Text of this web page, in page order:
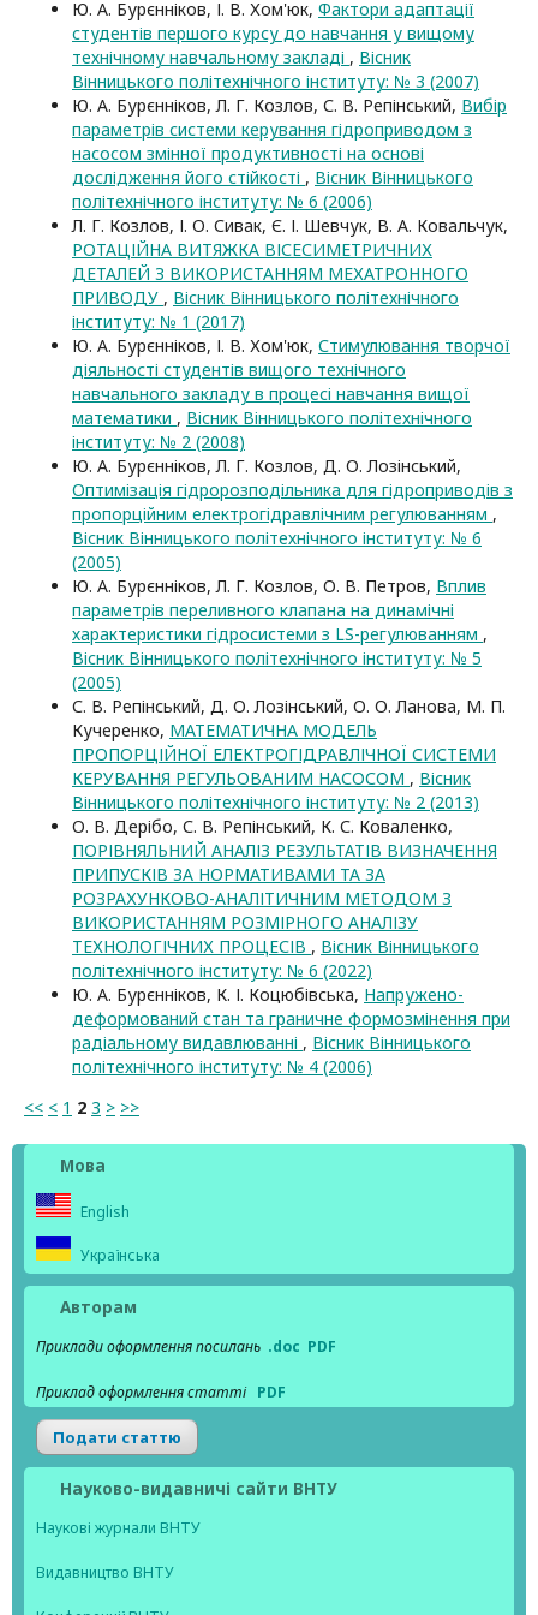
Ю. А. Бурєнніков, І. В. Хом'юк, Фактори адаптації
студентів першого курсу до навчання у вищому
технічному навчальному закладі , Вісник
Вінницького політехнічного інституту: № 3 (2007)
Ю. А. Бурєнніков, Л. Г. Козлов, С. В. Репінський, Вибір
параметрів системи керування гідроприводом з
насосом змінної продуктивності на основі
дослідження його стійкості , Вісник Вінницького
політехнічного інституту: № 6 (2006)
Л. Г. Козлов, І. О. Сивак, Є. І. Шевчук, В. А. Ковальчук,
РОТАЦІЙНА ВИТЯЖКА ВІСЕСИМЕТРИЧНИХ
ДЕТАЛЕЙ З ВИКОРИСТАННЯМ МЕХАТРОННОГО
ПРИВОДУ , Вісник Вінницького політехнічного
інституту: № 1 (2017)
Ю. А. Бурєнніков, І. В. Хом'юк, Стимулювання творчої
діяльності студентів вищого технічного
навчального закладу в процесі навчання вищої
математики , Вісник Вінницького політехнічного
інституту: № 2 (2008)
Ю. А. Бурєнніков, Л. Г. Козлов, Д. О. Лозінський,
Оптимізація гідророзподільника для гідроприводів з
пропорційним електрогідравлічним регулюванням ,
Вісник Вінницького політехнічного інституту: № 6
(2005)
Ю. А. Бурєнніков, Л. Г. Козлов, О. В. Петров, Вплив
параметрів переливного клапана на динамічні
характеристики гідросистеми з LS-регулюванням ,
Вісник Вінницького політехнічного інституту: № 5
(2005)
С. В. Репінський, Д. О. Лозінський, О. О. Ланова, М. П.
Кучеренко, МАТЕМАТИЧНА МОДЕЛЬ
ПРОПОРЦІЙНОЇ ЕЛЕКТРОГІДРАВЛІЧНОЇ СИСТЕМИ
КЕРУВАННЯ РЕГУЛЬОВАНИМ НАСОСОМ , Вісник
Вінницького політехнічного інституту: № 2 (2013)
О. В. Дерібо, С. В. Репінський, К. С. Коваленко,
ПОРІВНЯЛЬНИЙ АНАЛІЗ РЕЗУЛЬТАТІВ ВИЗНАЧЕННЯ
ПРИПУСКІВ ЗА НОРМАТИВАМИ ТА ЗА
РОЗРАХУНКОВО-АНАЛІТИЧНИМ МЕТОДОМ З
ВИКОРИСТАННЯМ РОЗМІРНОГО АНАЛІЗУ
ТЕХНОЛОГІЧНИХ ПРОЦЕСІВ , Вісник Вінницького
політехнічного інституту: № 6 (2022)
Ю. А. Бурєнніков, К. І. Коцюбівська, Напружено-
деформований стан та граничне формозмінення при
радіальному видавлюванні , Вісник Вінницького
політехнічного інституту: № 4 (2006)
<< < 1 2 3 > >>
Мова
English
Українська
Авторам
Приклади оформлення посилань .doc PDF
Приклад оформлення статті PDF
Подати статтю
Науково-видавничі сайти ВНТУ
Наукові журнали ВНТУ
Видавництво ВНТУ